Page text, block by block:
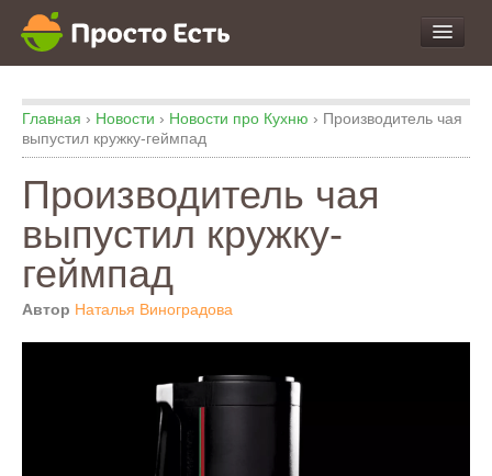
про Еду
про Кухню
про Экспертизу
Главная › Новости › Новости про Кухню › Производитель чая
выпустил кружку-геймпад
Производитель чая
выпустил кружку-
геймпад
Автор Наталья Виноградова